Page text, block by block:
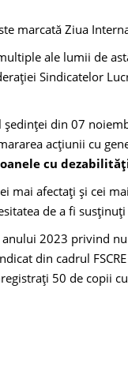
marcată Ziua
ale lumii de
Sindicatelor
ședinței din 07
acțiunii cu
cu
mai afectați și cei
de a fi
2023 privind
din cadrul
50 de copii